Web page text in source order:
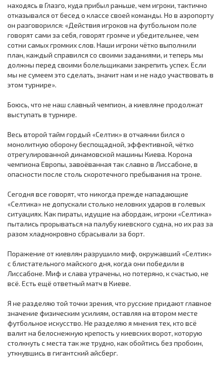
находясь в Глазго, куда прибыл раньше, чем игроки, тактично
отказывался от бесед о классе своей команды. Но в аэропорту
он разговорился: «Действия игроков на футбольном поле
говорят сами за себя, говорят громче и убедительнее, чем
сотни самых громких слов. Наши игроки чётко выполнили
план, каждый справился со своими заданиями, и теперь мы
должны перед своими болельщиками закрепить успех. Если
мы не сумеем это сделать, значит нам и не надо участвовать в
этом турнире».
Боюсь, что не наш славный чемпион, а киевляне продолжат
выступать в турнире.
Весь второй тайм гордый «Селтик» в отчаянии бился о
монолитную оборону беспощадной, эффективной, чётко
отрегулированной динамовской машины Киева. Корона
чемпиона Европы, завоёванная так славно в Лиссабоне, в
опасности после столь скоротечного пребывания на троне.
Сегодня все говорят, что никогда прежде нападающие
«Селтика» не допускали столько неловких ударов в голевых
ситуациях. Как пираты, идущие на абордаж, игроки «Селтика»
пытались прорываться на палубу киевского судна, но их раз за
разом хладнокровно сбрасывали за борт.
Поражение от киевлян разрушило миф, окружавший «Селтик»
с блистательного майского дня, когда они победили в
Лиссабоне. Миф и слава утрачены, но потеряно, к счастью, не
всё. Есть ещё ответный матч в Киеве.
Я не разделяю той точки зрения, что русские придают главное
значение физическим усилиям, оставляя на втором месте
футбольное искусство. Не разделяю я мнения тех, кто всё
валит на белоснежную крепость у киевских ворот, которую
столкнуть с места так же трудно, как обойтись без пробоин,
уткнувшись в гигантский айсберг.